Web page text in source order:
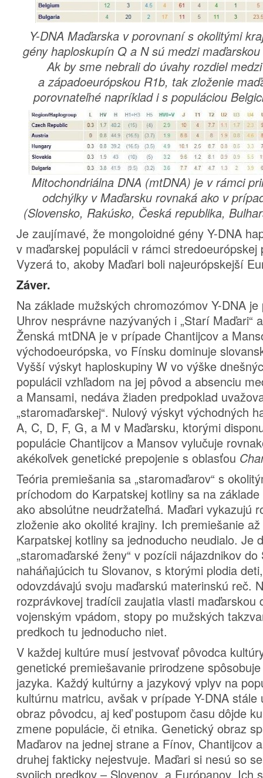
Y-DNA Maďarska v porovnaní s okolitými
gény haploskupín Q a N sú medzi
Ak by sme nebrali do úvahy rozdiel
a západoeurópskou R1b, tak zloženie
porovnateľné napríklad i s populáciou
Mitochondriálna DNA (mtDNA) je v rámci
odchýlky v Maďarsku rovnaká ako v
(Slovensko, Rakúsko, Česká republika,
Je zaujímavé, že mongoloidné gény Y-DNA
v maďarskej populácii v rámci stredoeurópskej
Vyzerá to, akoby Maďari boli najeurópskejší
Záver.
Na základe mužských chromozómov Y-DNA
Uhrov nesprávne nazývaných i „Starí Maďari“
Ženská mtDNA je v prípade Chantijcov a
východoeurópska, vo Fínsku dominuje
Vyšší výskyt haploskupiny W vo výške
populácii vzhľadom na jej pôvod a absenciu
a Mansami, nedáva žiaden predpoklad
„staromaďarskej“. Nulový výskyt východných
A, C, D, F, G, a M v Maďarsku, ktorými
populácie Chantijcov a Mansov vylučuje
akékoľvek genetické prepojenie s oblasťou
Teória premiešania sa „staromaďarov“ s
príchodom do Karpatskej kotliny sa na
ako absolútne neudržateľná. Maďari vykazujú
zloženie ako okolité krajiny. Ich premiešanie
Karpatskej kotliny sa jednoducho neudialo. Je
„staromaďarské ženy“ v pozícii nájazdnikov
naháňajúcich tu Slovanov, s ktorými plodia
odovzdávajú svoju maďarskú materinskú reč.
rozprávkovej tradícii zaujatia vlasti maďarskou
vojenským vpádom, stopy po mužských
predkoch tu jednoducho niet.
V každej kultúre musí jestvovať pôvodca
genetické premiešavanie prirodzene spôsobuje
jazyka. Každý kultúrny a jazykový vplyv na
kultúrnu matricu, avšak v prípade Y-DNA stále
obraz pôvodcu, aj keď postupom času dôjde
zmene populácie, či etnika. Genetický obraz
Maďarov na jednej strane a Fínov, Chantijcov
druhej fakticky nejestvuje. Maďari si nesú so
svojich predkov – Slovenov a Európanov. Ich